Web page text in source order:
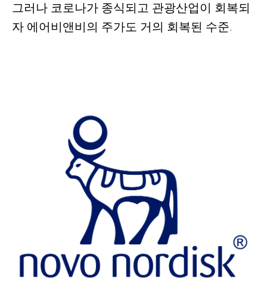
그러나 코로나가 종식되고 관광산업이 회복되
자 에어비앤비의 주가도 거의 회복된 수준.